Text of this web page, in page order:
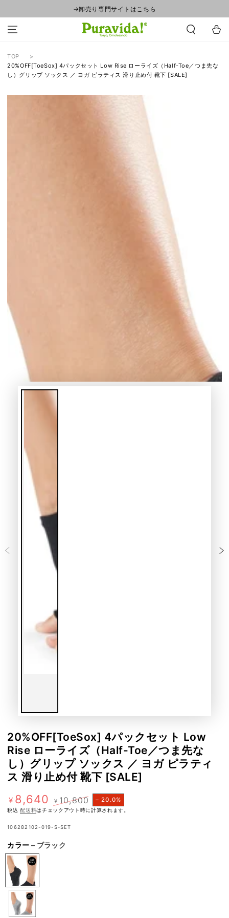
→卸売り専門サイトはこちら
カ
ー
TOP
20%OFF[ToeSox] 4パックセット Low Rise ローライズ（Half-Toe／つま先な
し）グリップ ソックス ／ ヨガ ピラティス 滑り止め付 靴下 [SALE]
20%OFF[ToeSox] 4パックセット Low
Rise ローライズ（Half-Toe／つま先な
し）グリップ ソックス ／ ヨガ ピラティ
ス 滑り止め付 靴下 [SALE]
定
¥ 10,800
特
¥ 8,640 – 20.0%
税込配送料はチェックアウト時に計算されます。
106282102-019-S-SET
カラー – ブラック